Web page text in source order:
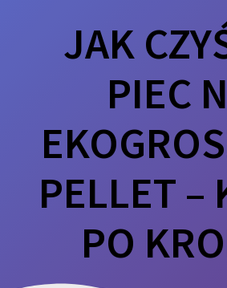
JAK
PIEC
PELLET –
PO